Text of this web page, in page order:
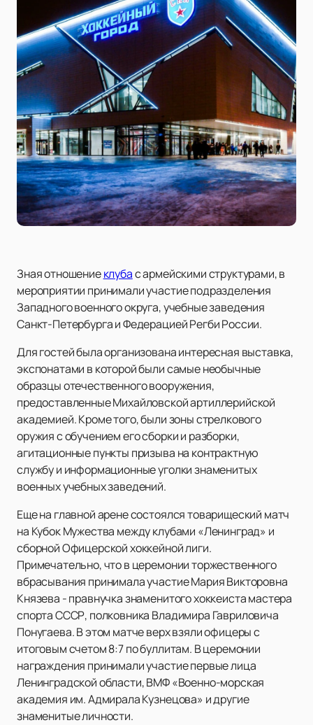
Зная отношениеклубас армейскими структурами, в
мероприятии принимали участие подразделения
Западного военного округа, учебные заведения
Санкт-Петербурга и Федерацией Регби России.
Для гостей была организована интересная выставка,
экспонатами в которой были самые необычные
образцы отечественного вооружения,
предоставленные Михайловской артиллерийской
академией. Кроме того, были зоны стрелкового
оружия с обучением его сборки и разборки,
агитационные пункты призыва на контрактную
службу и информационные уголки знаменитых
военных учебных заведений.
Еще на главной арене состоялся товарищеский матч
на Кубок Мужества между клубами «Ленинград» и
сборной Офицерской хоккейной лиги.
Примечательно, что в церемонии торжественного
вбрасывания принимала участие Мария Викторовна
Князева - правнучка знаменитого хоккеиста мастера
спорта СССР, полковника Владимира Гавриловича
Понугаева. В этом матче верх взяли офицеры с
итоговым счетом 8:7 по буллитам. В церемонии
награждения принимали участие первые лица
Ленинградской области, ВМФ «Военно-морская
академия им. Адмирала Кузнецова» и другие
знаменитые личности.